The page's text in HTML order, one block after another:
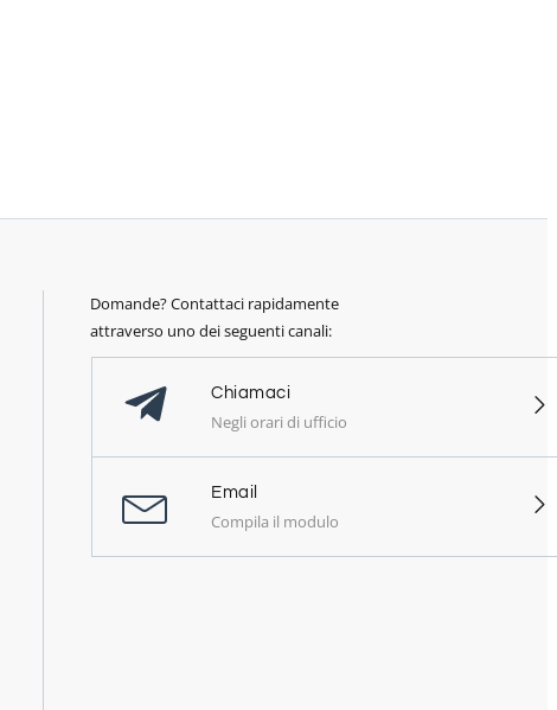
Domande? Contattaci rapidamente
attraverso uno dei seguenti canali:
Chiamaci
Negli orari di ufficio
Email
Compila il modulo